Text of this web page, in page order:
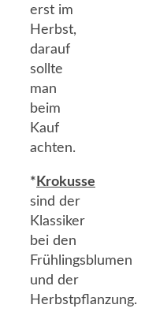
erst im
Herbst,
darauf
sollte
man
beim
Kauf
achten.
* Krokusse
sind der
Klassiker
bei den
Frühlingsblumen
und der
Herbstpflanzung.